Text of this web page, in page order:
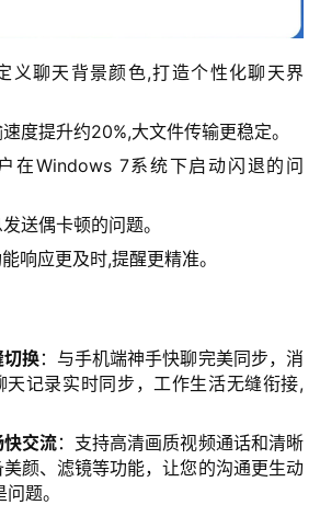
义聊天背景颜色,打造个性化聊天界
度提升约20%,大文件传输更稳定。
在Windows 7系统下启动闪退的问
送偶卡顿的问题。
响应更及时,提醒更精准。
切换：与手机端神手快聊完美同步，消
天记录实时同步，工作生活无缝衔接,
交流：支持高清画质视频通话和清晰
颜、滤镜等功能，让您的沟通更生动
题。